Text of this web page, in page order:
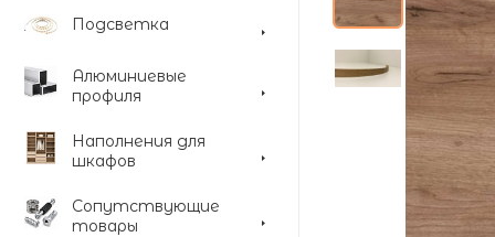
Подсветка
Алюминиевые
профиля
Наполнения для
шкафов
Сопутствующие
товары